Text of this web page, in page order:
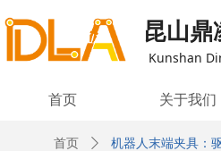
昆山
Kunshan
首页 关于我们
首页 ꄲ 机器人末端夹具：